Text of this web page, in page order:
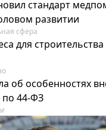
стандарт
развитии
сфера
для
об особенностях
по 44-ФЗ